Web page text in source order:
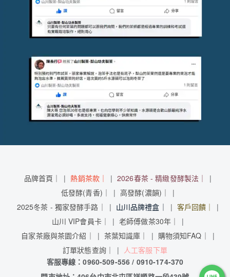
品牌首頁｜ 熱銷茶款｜
2026春茶 - 精緻發酵製法｜
低發酵(青香)｜
高發酵(濃韻)｜
2025冬茶 - 獨家發酵手路｜
山川品牌禮盒｜
客戶回饋｜
山川 VIP會員卡｜
老師傅做茶30年｜
自家茶廠與茶園介紹｜
茶葉知識庫｜
購物須知FAQ｜
訂單狀態查詢｜
人工客服下單
客服專線：0960-509-556 / 0910-174-370